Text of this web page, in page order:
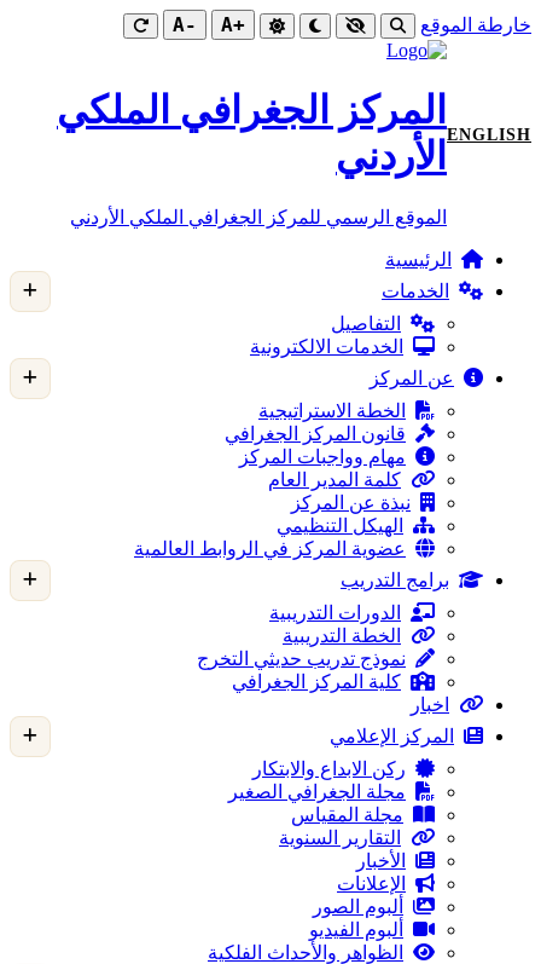
خارطة الموقع +A
-A
ENGLISH
المركز الجغرافي الملكي
الأردني
الموقع الرسمي للمركز الجغرافي الملكي الأردني
الرئيسية
الخدمات
التفاصيل
الخدمات الالكترونية
عن المركز
الخطة الاستراتيجية
قانون المركز الجغرافي
مهام وواجبات المركز
كلمة المدير العام
نبذة عن المركز
الهيكل التنظيمي
عضوية المركز في الروابط العالمية
برامج التدريب
الدورات التدريبية
الخطة التدريبية
نموذج تدريب حديثي التخرج
كلية المركز الجغرافي
اخبار
المركز الإعلامي
ركن الابداع والابتكار
مجلة الجغرافي الصغير
مجلة المقياس
التقارير السنوية
الأخبار
الإعلانات
ألبوم الصور
ألبوم الفيديو
الظواهر والأحداث الفلكية